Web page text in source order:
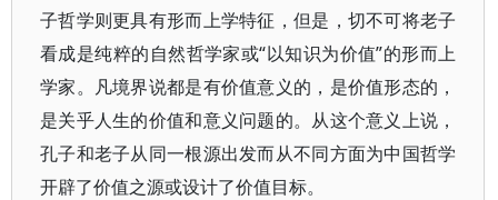
子哲学则更具有形而上学特征，但是，切不可将老子
看成是纯粹的自然哲学家或“以知识为价值”的形而上
学家。凡境界说都是有价值意义的，是价值形态的，
是关乎人生的价值和意义问题的。从这个意义上说，
孔子和老子从同一根源出发而从不同方面为中国哲学
开辟了价值之源或设计了价值目标。